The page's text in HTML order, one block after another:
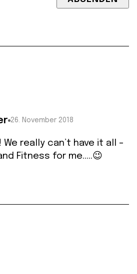
26. November 2018
We really can’t have it all –
Fitness for me…..😉